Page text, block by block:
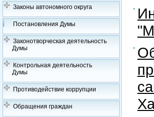
Законы автономного округа
Постановления Думы
Законотворческая деятельность
Думы
Контрольная деятельность
Думы
Противодействие коррупции
Обращения граждан